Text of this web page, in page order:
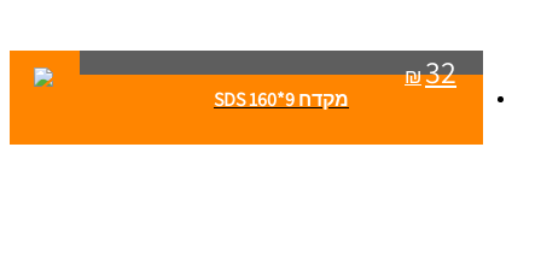
₪32
מקדח 9*160 SDS